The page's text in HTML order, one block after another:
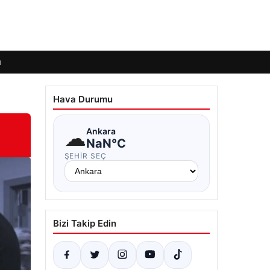
Hava Durumu
☁Ankara
NaN°C
ŞEHIR SEÇ
Bizi Takip Edin